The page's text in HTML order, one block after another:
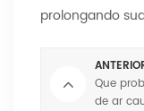
prolongando
Que
de ar